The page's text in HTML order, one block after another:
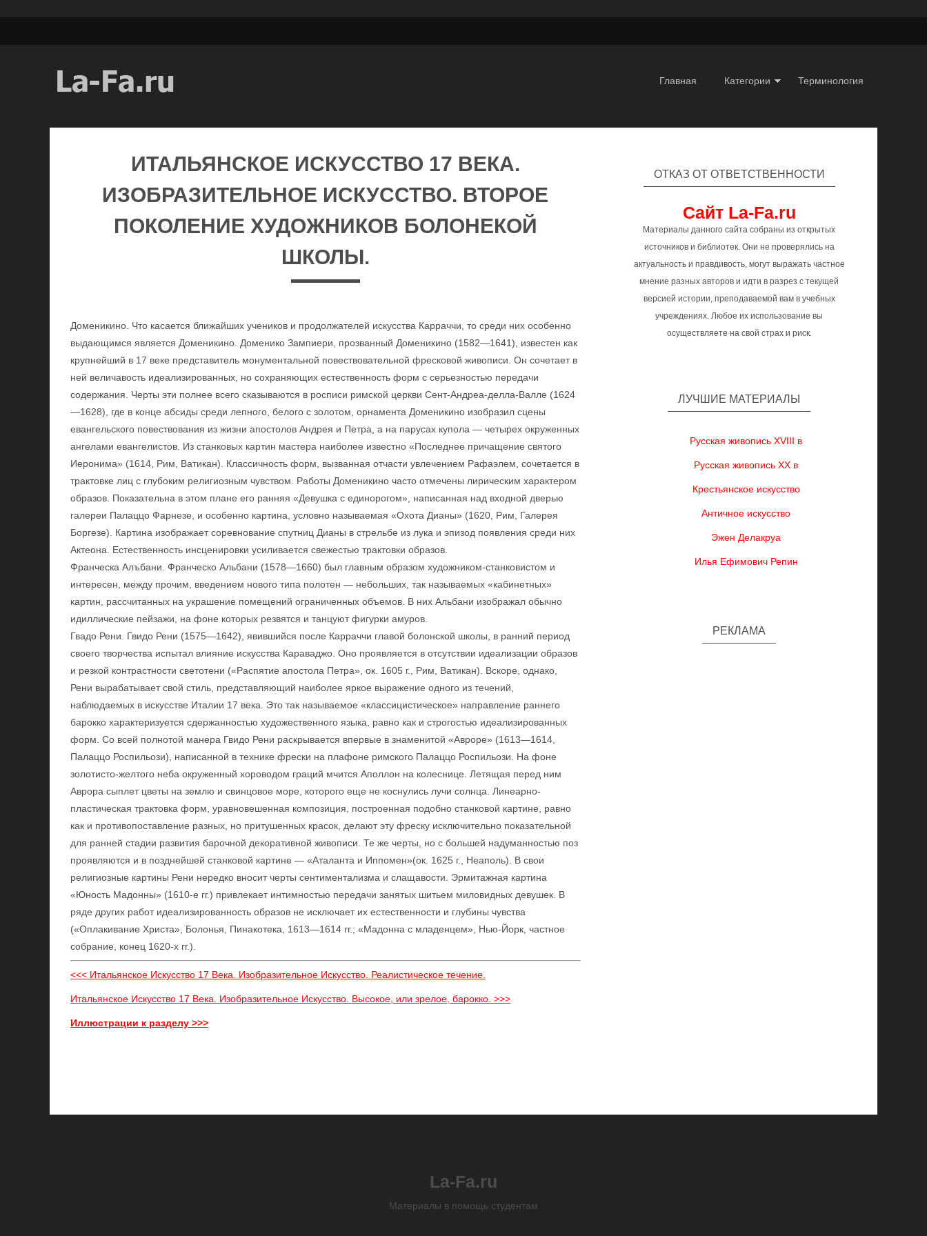
Главная Категории Терминология
ИТАЛЬЯНСКОЕ ИСКУССТВО 17 ВЕКА.
ИЗОБРАЗИТЕЛЬНОЕ ИСКУССТВО. ВТОРОЕ
ПОКОЛЕНИЕ ХУДОЖНИКОВ БОЛОНЕКОЙ
ШКОЛЫ.
Доменикино. Что касается ближайших учеников и продолжателей искусства Карраччи, то среди них особенно
выдающимся является Доменикино. Доменико Зампиери, прозванный Доменикино (1582—1641), известен как
крупнейший в 17 веке представитель монументальной повествовательной фресковой живописи. Он сочетает в
ней величавость идеализированных, но сохраняющих естественность форм с серьезностью передачи
содержания. Черты эти полнее всего сказываются в росписи римской церкви Сент-Андреа-делла-Валле (1624
—1628), где в конце абсиды среди лепного, белого с золотом, орнамента Доменикино изобразил сцены
евангельского повествования из жизни апостолов Андрея и Петра, а на парусах купола — четырех окруженных
ангелами евангелистов. Из станковых картин мастера наиболее известно «Последнее причащение святого
Иеронима» (1614, Рим, Ватикан). Классичность форм, вызванная отчасти увлечением Рафаэлем, сочетается в
трактовке лиц с глубоким религиозным чувством. Работы Доменикино часто отмечены лирическим характером
образов. Показательна в этом плане его ранняя «Девушка с единорогом», написанная над входной дверью
галереи Палаццо Фарнезе, и особенно картина, условно называемая «Охота Дианы» (1620, Рим, Галерея
Боргезе). Картина изображает соревнование спутниц Дианы в стрельбе из лука и эпизод появления среди них
Актеона. Естественность инсценировки усиливается свежестью трактовки образов.
Франческа Алъбани. Франческо Альбани (1578—1660) был главным образом художником-станковистом и
интересен, между прочим, введением нового типа полотен — небольших, так называемых «кабинетных»
картин, рассчитанных на украшение помещений ограниченных объемов. В них Альбани изображал обычно
идиллические пейзажи, на фоне которых резвятся и танцуют фигурки амуров.
Гвадо Рени. Гвидо Рени (1575—1642), явившийся после Карраччи главой болонской школы, в ранний период
своего творчества испытал влияние искусства Караваджо. Оно проявляется в отсутствии идеализации образов
и резкой контрастности светотени («Распятие апостола Петра», ок. 1605 г., Рим, Ватикан). Вскоре, однако,
Рени вырабатывает свой стиль, представляющий наиболее яркое выражение одного из течений,
наблюдаемых в искусстве Италии 17 века. Это так называемое «классицистическое» направление раннего
барокко характеризуется сдержанностью художественного языка, равно как и строгостью идеализированных
форм. Со всей полнотой манера Гвидо Рени раскрывается впервые в знаменитой «Авроре» (1613—1614,
Палаццо Роспильози), написанной в технике фрески на плафоне римского Палаццо Роспильози. На фоне
золотисто-желтого неба окруженный хороводом граций мчится Аполлон на колеснице. Летящая перед ним
Аврора сыплет цветы на землю и свинцовое море, которого еще не коснулись лучи солнца. Линеарно-
пластическая трактовка форм, уравновешенная композиция, построенная подобно станковой картине, равно
как и противопоставление разных, но притушенных красок, делают эту фреску исключительно показательной
для ранней стадии развития барочной декоративной живописи. Те же черты, но с большей надуманностью поз
проявляются и в позднейшей станковой картине — «Аталанта и Иппомен»(ок. 1625 г., Неаполь). В свои
религиозные картины Рени нередко вносит черты сентиментализма и слащавости. Эрмитажная картина
«Юность Мадонны» (1610-е гг.) привлекает интимностью передачи занятых шитьем миловидных девушек. В
ряде других работ идеализированность образов не исключает их естественности и глубины чувства
(«Оплакивание Христа», Болонья, Пинакотека, 1613—1614 гг.; «Мадонна с младенцем», Нью-Йорк, частное
собрание, конец 1620-х гг.).
<<< Итальянское Искусство 17 Века. Изобразительное Искусство. Реалистическое течение.
Итальянское Искусство 17 Века. Изобразительное Искусство. Высокое, или зрелое, барокко. >>>
Иллюстрации к разделу >>>
ОТКАЗ ОТ ОТВЕТСТВЕННОСТИ
Сайт La-Fa.ru
Материалы данного сайта собраны из открытых
источников и библиотек. Они не проверялись на
актуальность и правдивость, могут выражать частное
мнение разных авторов и идти в разрез с текущей
версией истории, преподаваемой вам в учебных
учреждениях. Любое их использование вы
осуществляете на свой страх и риск.
ЛУЧШИЕ МАТЕРИАЛЫ
Русская живопись XVIII в
Русская живопись XX в
Крестьянское искусство
Античное искусство
Эжен Делакруа
Илья Ефимович Репин
РЕКЛАМА
La-Fa.ru
Материалы в помощь студентам